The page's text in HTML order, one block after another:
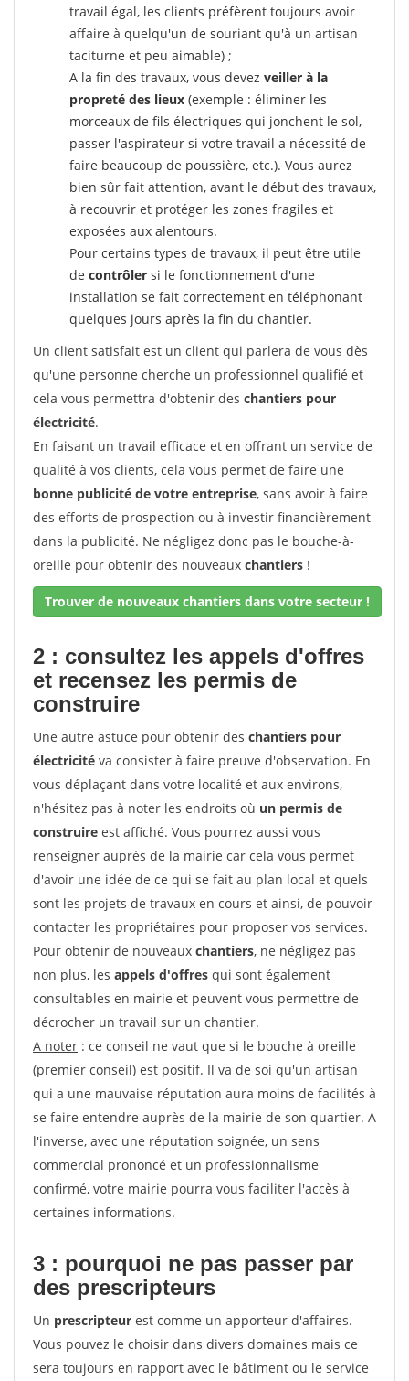
travail égal, les clients préfèrent toujours avoir
affaire à quelqu'un de souriant qu'à un artisan
taciturne et peu aimable) ;
A la fin des travaux, vous devez veiller à la
propreté des lieux (exemple : éliminer les
morceaux de fils électriques qui jonchent le sol,
passer l'aspirateur si votre travail a nécessité de
faire beaucoup de poussière, etc.). Vous aurez
bien sûr fait attention, avant le début des travaux,
à recouvrir et protéger les zones fragiles et
exposées aux alentours.
Pour certains types de travaux, il peut être utile
de contrôler si le fonctionnement d'une
installation se fait correctement en téléphonant
quelques jours après la fin du chantier.
Un client satisfait est un client qui parlera de vous dès
qu'une personne cherche un professionnel qualifié et
cela vous permettra d'obtenir des chantiers pour
électricité.
En faisant un travail efficace et en offrant un service de
qualité à vos clients, cela vous permet de faire une
bonne publicité de votre entreprise, sans avoir à faire
des efforts de prospection ou à investir financièrement
dans la publicité. Ne négligez donc pas le bouche-à-
oreille pour obtenir des nouveaux chantiers !
Trouver de nouveaux chantiers dans votre secteur !
2 : consultez les appels d'offres
et recensez les permis de
construire
Une autre astuce pour obtenir des chantiers pour
électricité va consister à faire preuve d'observation. En
vous déplaçant dans votre localité et aux environs,
n'hésitez pas à noter les endroits où un permis de
construire est affiché. Vous pourrez aussi vous
renseigner auprès de la mairie car cela vous permet
d'avoir une idée de ce qui se fait au plan local et quels
sont les projets de travaux en cours et ainsi, de pouvoir
contacter les propriétaires pour proposer vos services.
Pour obtenir de nouveaux chantiers, ne négligez pas
non plus, les appels d'offres qui sont également
consultables en mairie et peuvent vous permettre de
décrocher un travail sur un chantier.
A noter : ce conseil ne vaut que si le bouche à oreille
(premier conseil) est positif. Il va de soi qu'un artisan
qui a une mauvaise réputation aura moins de facilités à
se faire entendre auprès de la mairie de son quartier. A
l'inverse, avec une réputation soignée, un sens
commercial prononcé et un professionnalisme
confirmé, votre mairie pourra vous faciliter l'accès à
certaines informations.
3 : pourquoi ne pas passer par
des prescripteurs
Un prescripteur est comme un apporteur d'affaires.
Vous pouvez le choisir dans divers domaines mais ce
sera toujours en rapport avec le bâtiment ou le service